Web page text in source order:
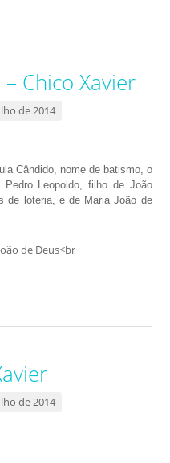
Chico Xavier
de 2014
Cândido, nome de batismo, o
Leopoldo, filho de João
de loteria, e de Maria João de
de Deus<br
de 2014